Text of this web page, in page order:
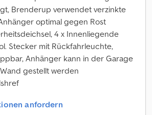
Brenderup verwendet verzinkte
optimal gegen Rost
4 x Innenliegende
Stecker mit Rückfahrleuchte,
Anhänger kann in der Garage
gestellt werden
anfordern